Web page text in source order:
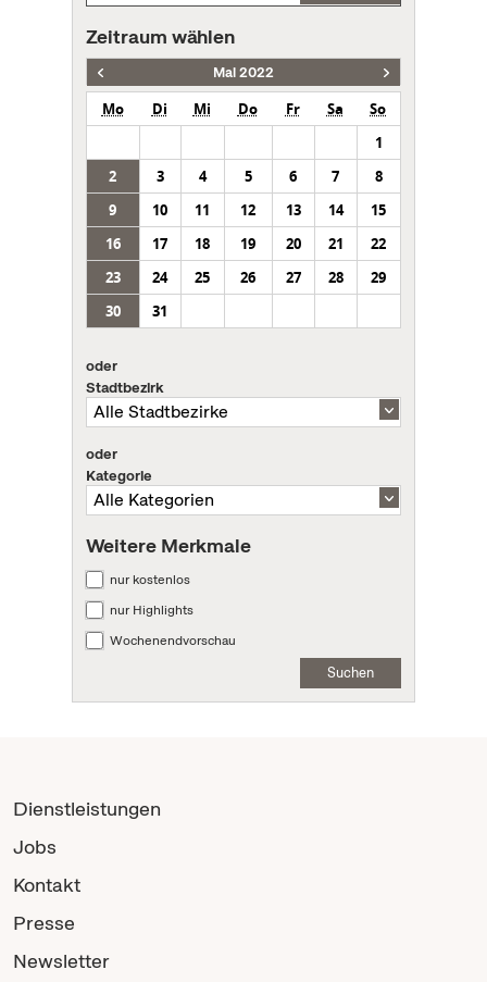
Zeitraum wählen
Mai 2022
Mo Di Mi Do Fr Sa
So
1
2
3 4 5 6 7
8
9
10 11 12 13 14
15
16
17 18 19 20 21
22
23
24 25 26 27 28
29
30
31
oder
Stadtbezirk
oder
Kategorie
Weitere Merkmale
nur kostenlos
nur Highlights
Wochenendvorschau
Suchen
Dienstleistungen
Jobs
Kontakt
Presse
Newsletter